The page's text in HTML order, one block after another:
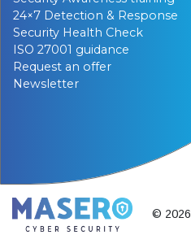
24×7 Detection & Response
Security Health Check
ISO 27001 guidance
Request an offer
Newsletter
© 2026